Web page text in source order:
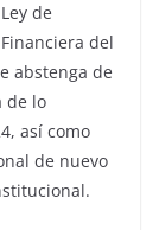
de
del
abstenga de
de lo
así como
de nuevo